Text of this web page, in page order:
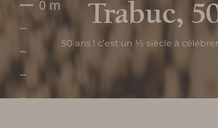
Trabuc,
50 ans ! c’est un ½ siècle à